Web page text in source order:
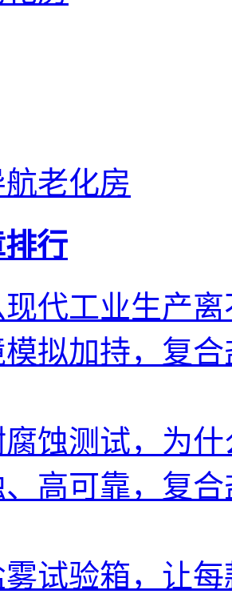
老化房
行
现代工业生产
模拟加持，复
腐蚀测试，为
高可靠，复
试验箱，让